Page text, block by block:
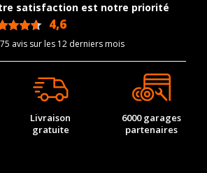
satisfaction est notre priorité
4,6
avis sur les 12 derniers mois
Livraison
gratuite
6000 garages
partenaires